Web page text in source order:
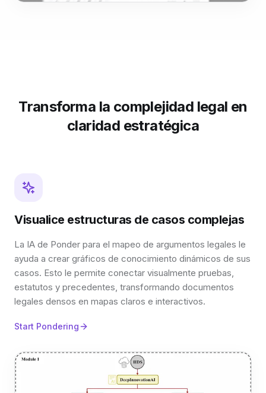
Transforma la complejidad legal en
claridad estratégica
Visualice estructuras de casos complejas
La IA de Ponder para el mapeo de argumentos legales le
ayuda a crear gráficos de conocimiento dinámicos de sus
casos. Esto le permite conectar visualmente pruebas,
estatutos y precedentes, transformando documentos
legales densos en mapas claros e interactivos.
Start Pondering